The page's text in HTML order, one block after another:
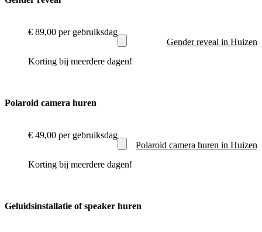
€ 89,00 per gebruiksdag
Korting bij meerdere dagen!
Gender reveal in Huizen
Polaroid camera huren
€ 49,00 per gebruiksdag
Korting bij meerdere dagen!
Polaroid camera huren in Huizen
Geluidsinstallatie of speaker huren